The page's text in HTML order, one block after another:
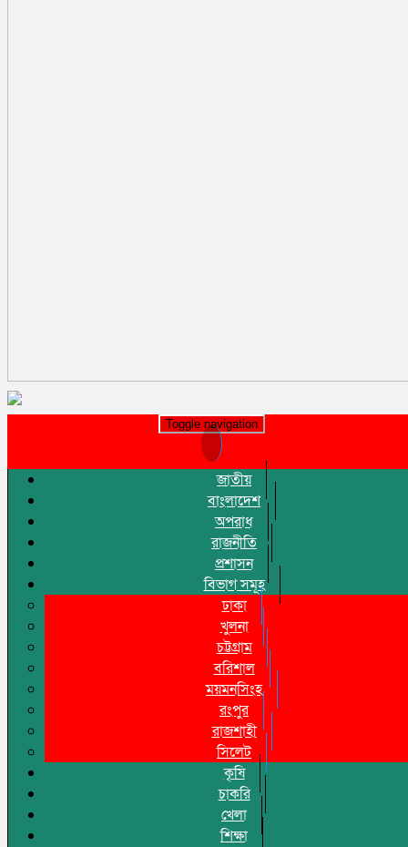
Toggle navigation
জাতীয়
বাংলাদেশ
অপরাধ
রাজনীতি
প্রশাসন
বিভাগ সমূহ
ঢাকা
খুলনা
চট্টগ্রাম
বরিশাল
ময়মনসিংহ
রংপুর
রাজশাহী
সিলেট
কৃষি
চাকরি
খেলা
শিক্ষা